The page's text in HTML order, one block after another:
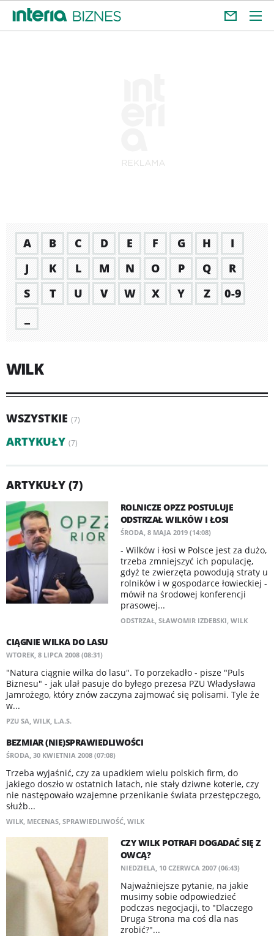
A B C D E F G H
I
J
K L M N O P Q
R
S
T U V W X Y Z
0-9
WILK
WSZYSTKIE (7)
ARTYKUŁY (7)
ARTYKUŁY (7)
ROLNICZE OPZZ POSTULUJE
ODSTRZAŁ WILKÓW I ŁOSI
ŚRODA, 8 MAJA 2019 (14:08)
- Wilków i łosi w Polsce jest za dużo,
trzeba zmniejszyć ich populację,
gdyż te zwierzęta powodują straty u
rolników i w gospodarce łowieckiej -
mówił na środowej konferencji
prasowej...
ODSTRZAŁ, SŁAWOMIR IZDEBSKI, WILK
CIĄGNIE WILKA DO LASU
WTOREK, 8 LIPCA 2008 (08:31)
"Natura ciągnie wilka do lasu". To porzekadło - pisze "Puls
Biznesu" - jak ulał pasuje do byłego prezesa PZU Władysława
Jamrożego, który znów zaczyna zajmować się polisami. Tyle że
w...
PZU SA, WILK, L.A.S.
BEZMIAR (NIE)SPRAWIEDLIWOŚCI
ŚRODA, 30 KWIETNIA 2008 (07:08)
Trzeba wyjaśnić, czy za upadkiem wielu polskich firm, do
jakiego doszło w ostatnich latach, nie stały dziwne koterie, czy
nie następowało wzajemne przenikanie świata przestępczego,
służb...
WILK, MECENAS, SPRAWIEDLIWOŚĆ, WILK
CZY WILK POTRAFI DOGADAĆ SIĘ Z
OWCĄ?
NIEDZIELA, 10 CZERWCA 2007 (06:43)
Najważniejsze pytanie, na jakie
musimy sobie odpowiedzieć
podczas negocjacji, to "Dlaczego
Druga Strona ma coś dla nas
zrobić?"...